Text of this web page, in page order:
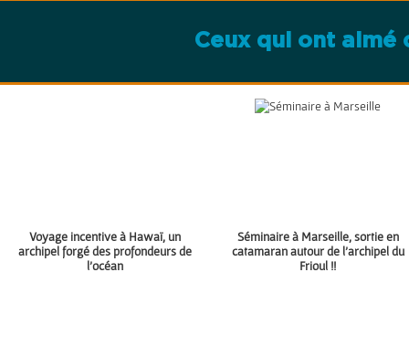
Ceux qui ont aimé
Voyage incentive à Hawaï, un
archipel forgé des profondeurs de
l’océan
Séminaire à Marseille, sortie en
catamaran autour de l’archipel du
Frioul !!